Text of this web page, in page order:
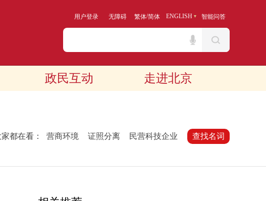
用户登录 无障碍 繁体/简体 ENGLISH 智能问答
政民互动 走进北京
都在看： 营商环境 证照分离 民营科技企业 查找名词